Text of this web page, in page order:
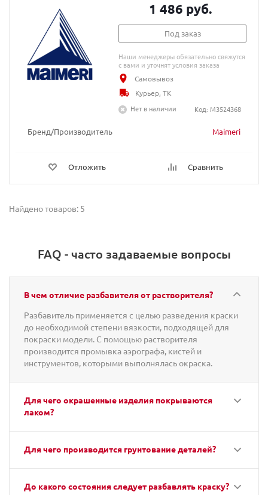
Бренд/Производитель Maimeri
Отложить Сравнить
1 486 руб.
Под заказ
Наши менеджеры обязательно свяжутся
с вами и уточнят условия заказа
Самовывоз
Курьер, ТК
Нет в наличии
Код: M3524368
Найдено товаров: 5
FAQ - часто задаваемые вопросы
В чем отличие разбавителя от растворителя?
Разбавитель применяется с целью разведения краски
до необходимой степени вязкости, подходящей для
покраски модели. С помощью растворителя
производится промывка аэрографа, кистей и
инструментов, которыми выполнялась окраска.
Для чего окрашенные изделия покрываются
лаком?
Для чего производится грунтование деталей?
До какого состояния следует разбавлять краску?